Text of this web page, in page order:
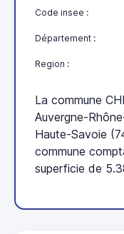
Code insee :
Département :
Region :
La commune
Auvergne-
Haute-Savoie
commune
superficie de